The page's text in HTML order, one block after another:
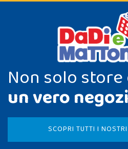
Non solo
un vero
SCOPRI TUTTI I